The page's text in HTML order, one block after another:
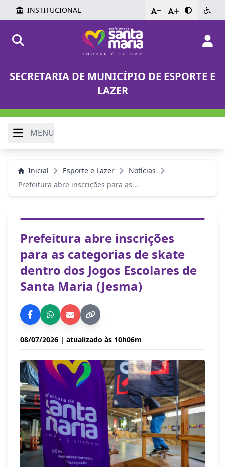
INSTITUCIONAL - +
SECRETARIA DE MUNICÍPIO DE ESPORTE E
LAZER
MENU
Inicial Esporte e Lazer
Notícias
Prefeitura abre inscrições para as...
Prefeitura abre inscrições
para as categorias de skate
dentro dos Jogos Escolares de
Santa Maria (Jesma)
08/07/2026 | atualizado às 10h06m